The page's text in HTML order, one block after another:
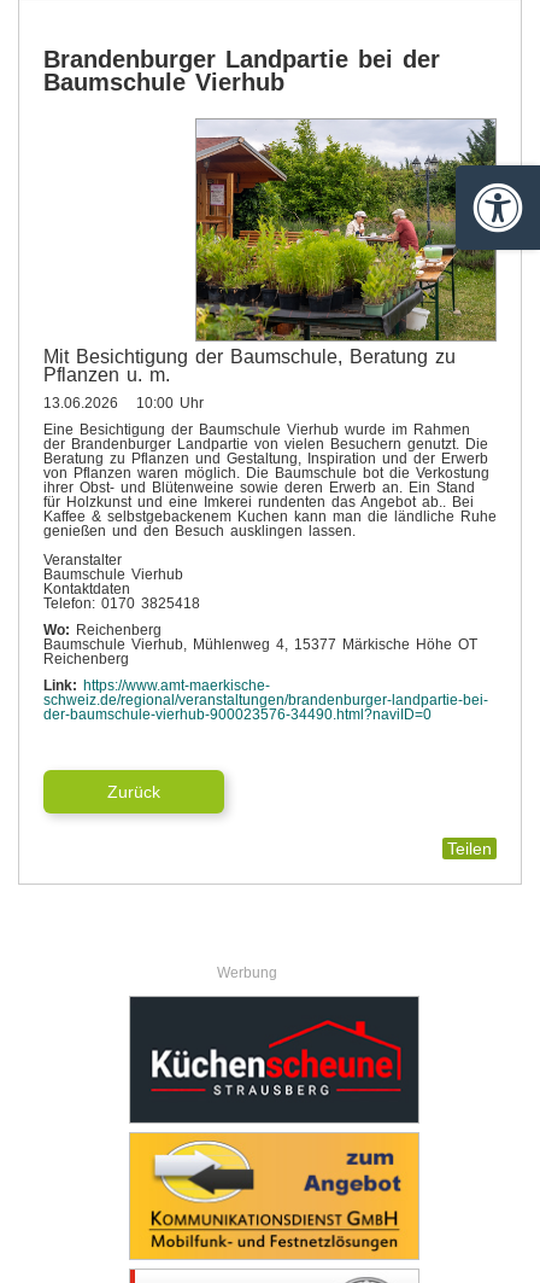
Brandenburger Landpartie bei der
Baumschule Vierhub
Mit Besichtigung der Baumschule, Beratung zu
Pflanzen u. m.
13.06.2026 10:00 Uhr
Eine Besichtigung der Baumschule Vierhub wurde im Rahmen
der Brandenburger Landpartie von vielen Besuchern genutzt. Die
Beratung zu Pflanzen und Gestaltung, Inspiration und der Erwerb
von Pflanzen waren möglich. Die Baumschule bot die Verkostung
ihrer Obst- und Blütenweine sowie deren Erwerb an. Ein Stand
für Holzkunst und eine Imkerei rundenten das Angebot ab.. Bei
Kaffee & selbstgebackenem Kuchen kann man die ländliche Ruhe
genießen und den Besuch ausklingen lassen.
Veranstalter
Baumschule Vierhub
Kontaktdaten
Telefon: 0170 3825418
Wo: Reichenberg
Baumschule Vierhub, Mühlenweg 4, 15377 Märkische Höhe OT
Reichenberg
Link: https://www.amt-maerkische-
schweiz.de/regional/veranstaltungen/brandenburger-landpartie-bei-
der-baumschule-vierhub-900023576-34490.html?naviID=0
Zurück
Teilen
Werbung